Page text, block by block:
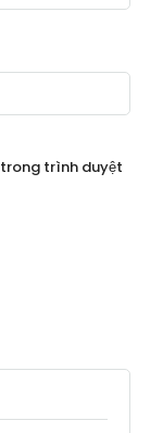
trình duyệt